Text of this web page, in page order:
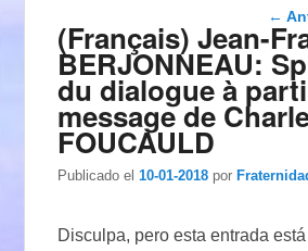
←
(Français) Jean-
BERJONNEAU:
du dialogue à
message de
FOUCAULD
Publicado el 10-01-2018 por
Disculpa, pero esta entrada